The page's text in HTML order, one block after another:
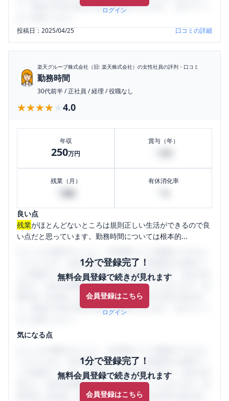
ログイン
り、将来の不安や現在の悩みを解消するために、ぜひサイト
投稿日：2025/04/25 口コミの詳細
楽天グループ株式会社（旧: 楽天株式会社） の女性社員の評判・口コミ
勤務時間
30代前半/正社員 /経理 /役職なし
★★★★★
★★★★★ 4.0
年収
250万円
賞与（年）
残業（月） 有休消化率
良い点
残業がほとんどないところは規則正しい生活ができるので良
い点だと思っています。勤務時間については根本的...
1分で登録完了！
無料会員登録で続きが見れます
会員登録はこちら
ログイン
うになります。SHEHUB(シーハブ)は、女性限定の企業口コ
ミの投稿サイトです。給与面・女性の働きやすさ・会社の評
判など、女性の転職は気にすべき点がたくさんあります。先
輩社員（元社員）の口コミを通して、本当の会社の姿を知
り、将来の不安や現在の悩みを解消するために、ぜひサイト
気になる点
1分で登録完了！
無料会員登録で続きが見れます
会員登録はこちら
うになります。SHEHUB(シーハブ)は、女性限定の企業口コ
ミの投稿サイトです。給与面・女性の働きやすさ・会社の評
判など、女性の転職は気にすべき点がたくさんあります。先
輩社員（元社員）の口コミを通して、本当の会社の姿を知